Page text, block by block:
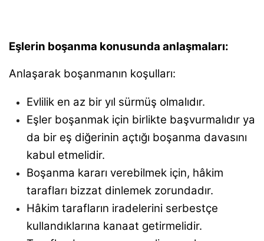
Eşlerin boşanma konusunda anlaşmaları:
Anlaşarak boşanmanın koşulları:
Evlilik en az bir yıl sürmüş olmalıdır.
Eşler boşanmak için birlikte başvurmalıdır ya
da bir eş diğerinin açtığı boşanma davasını
kabul etmelidir.
Boşanma kararı verebilmek için, hâkim
tarafları bizzat dinlemek zorundadır.
Hâkim tarafların iradelerini serbestçe
kullandıklarına kanaat getirmelidir.